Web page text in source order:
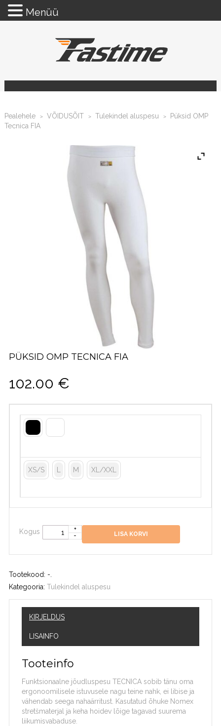
Pealehele > VÕIDUSÕIT > Tulekindel aluspesu >
Püksid OMP
Tecnica FIA
PÜKSID OMP TECNICA FIA
102.00 €
XS/S M XL/XXL
Kogus LISA KORVI
Tootekood: -
Kategooria: Tulekindel aluspesu
KIRJELDUS
LISAINFO
Tooteinfo
Funktsionaalne jõudluspesu TECNICA sobib tänu oma
ergonoomilisele istuvusele nagu teine nahk, ei libise ja
vähendab seega nahaärritust. Kasutatud õhuke Nomex
stretšmaterjal ja keha hoidev lõige tagavad suurema
liikumisvabaduse.
Menüü